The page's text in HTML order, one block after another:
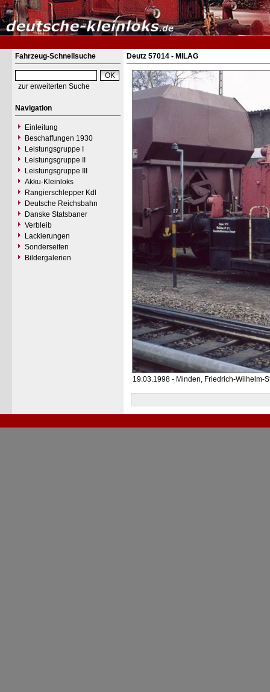
Fahrzeug-Schnellsuche
zur erweiterten Suche
Navigation
Einleitung
Beschaffungen 1930
Leistungsgruppe I
Leistungsgruppe II
Leistungsgruppe III
Akku-Kleinloks
Rangierschlepper Kdl
Deutsche Reichsbahn
Danske Statsbaner
Verbleib
Lackierungen
Sonderseiten
Bildergalerien
Deutz 57014 - MILAG
19.03.1998 - Minden, Friedrich-Wilhelm-